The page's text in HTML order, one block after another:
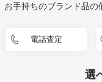
お手持ちのブランド品
電話査定
選